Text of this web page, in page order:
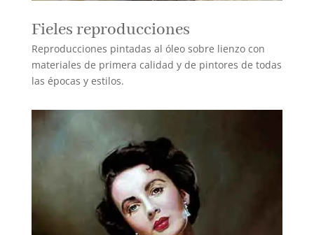
Fieles reproducciones
Reproducciones pintadas al óleo sobre lienzo con
materiales de primera calidad y de pintores de todas
las épocas y estilos.